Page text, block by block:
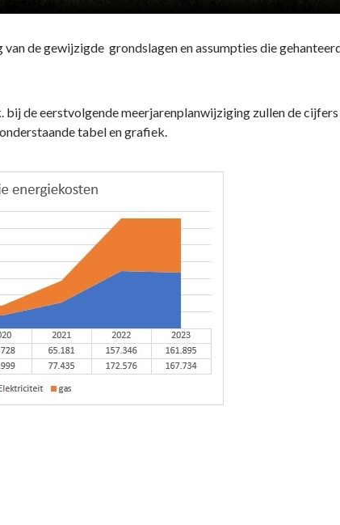
de gewijzigde grondslagen en assumpties die
bij de eerstvolgende meerjarenplanwijziging zullen de
tabel en grafiek.